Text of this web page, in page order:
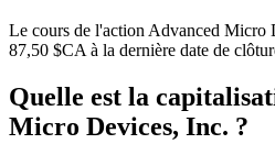
Le cours de l'action Advanced Micro
87,50 $CA à la dernière date de
Quelle est la
Micro Devices, Inc. ?